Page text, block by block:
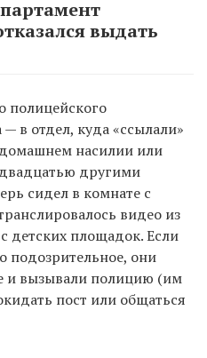
выдать
полицейского
в отдел, куда «ссылали»
насилии или
двадцатью другими
сидел в комнате с
видео из
детских площадок. Если
подозрительное, они
и вызывали полицию (им
пост или общаться